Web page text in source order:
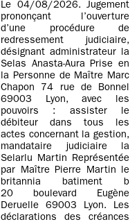
Le 04/08/2026. Jugement
prononçant l’ouverture
d’une procédure de
redressement judiciaire,
désignant administrateur la
Selas Anasta-Aura Prise en
la Personne de Maître Marc
Chapon 74 rue de Bonnel
69003 Lyon, avec les
pouvoirs : assister le
débiteur dans tous les
actes concernant la gestion,
mandataire judiciaire la
Selarlu Martin Représentée
par Maître Pierre Martin le
britannia batiment b
20 boulevard Eugène
Deruelle 69003 Lyon. Les
déclarations des créances